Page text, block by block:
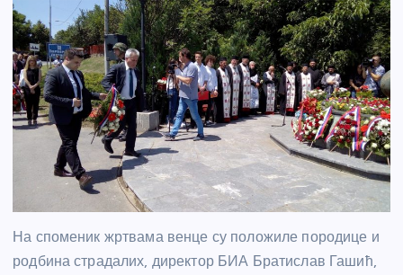
На споменик жртвама венце су положиле породице и
родбина страдалих, директор БИА Братислав Гашић,